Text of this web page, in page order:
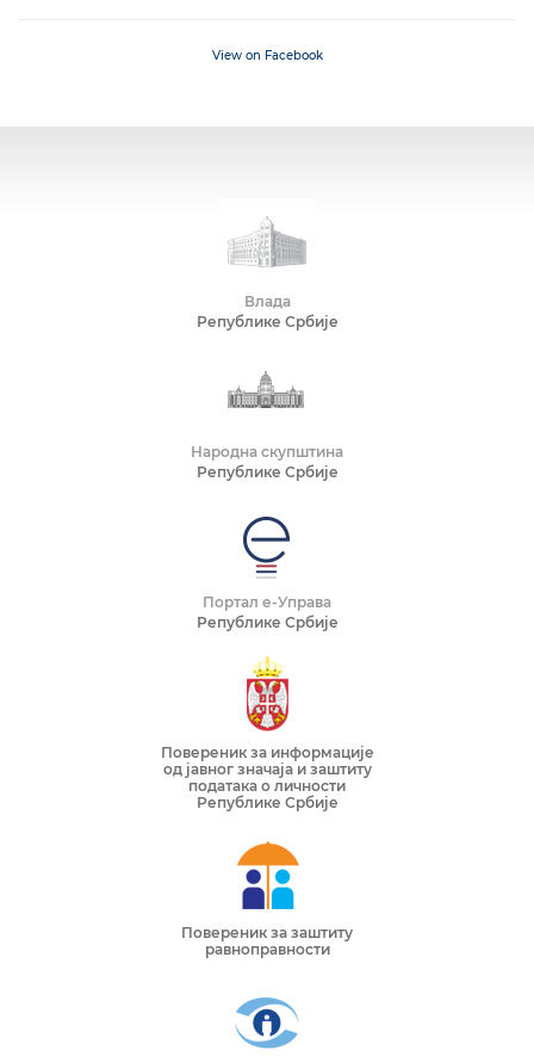
View on Facebook
Влада
Републике Србије
Народна скупштина
Републике Србије
Портал е-Управа
Републике Србије
Повереник за информације
од јавног значаја и заштиту
података о личности
Републике Србије
Повереник за заштиту
равноправности